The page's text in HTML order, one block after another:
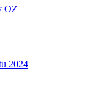
OZ
2024